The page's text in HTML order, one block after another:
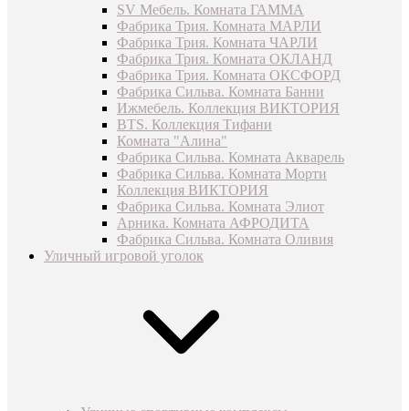
SV Мебель. Комната ГАММА
Фабрика Трия. Комната МАРЛИ
Фабрика Трия. Комната ЧАРЛИ
Фабрика Трия. Комната ОКЛАНД
Фабрика Трия. Комната ОКСФОРД
Фабрика Сильва. Комната Банни
Ижмебель. Коллекция ВИКТОРИЯ
BTS. Коллекция Тифани
Комната "Алина"
Фабрика Сильва. Комната Акварель
Фабрика Сильва. Комната Морти
Коллекция ВИКТОРИЯ
Фабрика Сильва. Комната Элиот
Арника. Комната АФРОДИТА
Фабрика Сильва. Комната Оливия
Уличный игровой уголок